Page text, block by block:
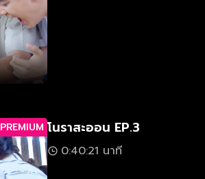
PREMIUM โนราสะออน EP.3
0:40:21 นาที